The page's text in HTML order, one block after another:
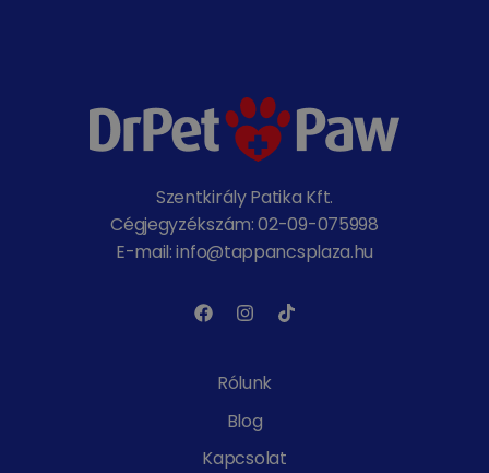
Szentkirály Patika Kft.
Cégjegyzékszám: 02-09-075998
E-mail: info@tappancsplaza.hu
Rólunk
Blog
Kapcsolat